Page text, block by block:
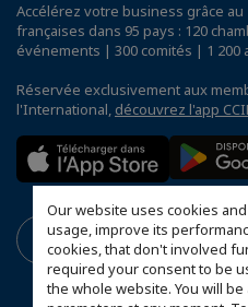
Our website uses cookies
usage, improve its
cookies, that don't involved
required your consent to be
the whole website. You will
Accélérez votre business grâce
françaises dans 95 pays : 120
événements | 300 comités | 1 200
Réservée exclusivement aux
l'International, découvrez l'app